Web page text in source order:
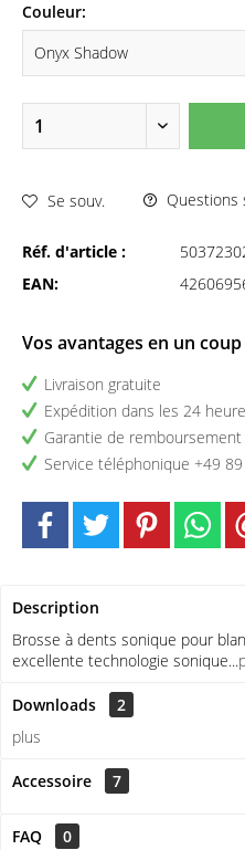
Couleur:
Se souv. Questions
Réf. d'article :
EAN:
Vos avantages en un
Livraison gratuite
Expédition dans les 24
Garantie de
Service téléphonique +49
Description
Brosse à dents sonique pour
excellente technologie sonique...
Downloads
2
plus
Accessoire 7
FAQ
0